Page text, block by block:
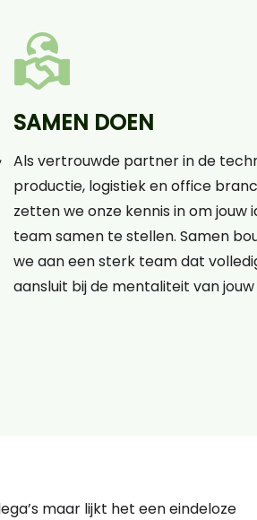
SAMEN DOEN
Als vertrouwde partner in de
productie, logistiek en office
zetten we onze kennis in om jouw
team samen te stellen. Samen
we aan een sterk team dat
aansluit bij de mentaliteit van
maar lijkt het een eindeloze